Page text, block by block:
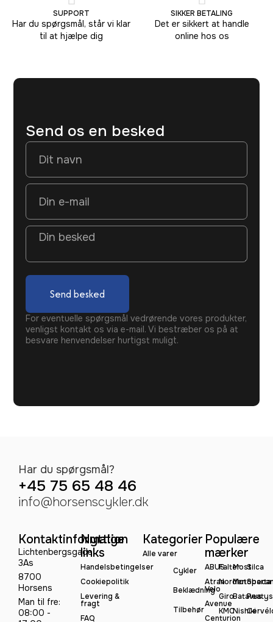
SUPPORT
Har du spørgsmål, står vi klar
til at hjælpe dig
SIKKER BETALING
Det er sikkert at handle
online hos os
Send os en besked
Send besked
For eventuelle spørgsmål vedrørende vores produkter,
venligst kontakt os via e-mail. Vi bestræber os på at
besvare henvendelser hurtigst muligt.
Har du spørgsmål?
+45 75 65 48 46
info@horsenscykler.dk
Kontaktinformation
Lichtenbergsgade
3As
8700
Horsens
Man til fre:
08:00 -
Nyttige
links
Handelsbetingelser
Cookiepolitik
Levering &
fragt
FAQ
Kategorier
Alle varer
Cykler
Beklædning
Tilbehør
Populære
mærker
ABUS
Atran
Velo
Avenue
Centurion
Falter
Norden
Giro
KMC
Most
Batavus
Nishiki
Silca
Sparta
Peatys